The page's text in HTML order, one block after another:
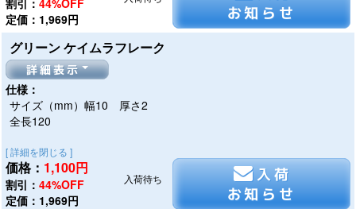
割引： 44%OFF
定価：1,969円
お知らせ
グリーン ケイムラフレーク
詳細表示
仕様：
サイズ（mm）幅10 厚さ2
全長120
[ 詳細を閉じる ]
価格： 1,100円
割引： 44%OFF
定価：1,969円
入荷
お知らせ
入荷待ち